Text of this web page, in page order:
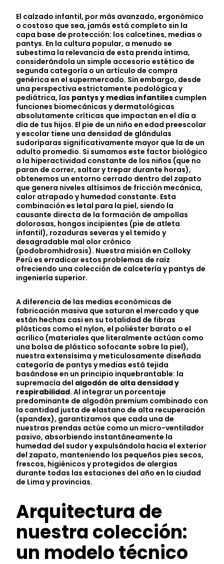
El calzado infantil, por más avanzado, ergonómico
o costoso que sea, jamás está completo sin la
capa base de protección: los calcetines, medias o
pantys. En la cultura popular, a menudo se
subestima la relevancia de esta prenda íntima,
considerándola un simple accesorio estético de
segunda categoría o un artículo de compra
genérica en el supermercado. Sin embargo, desde
una perspectiva estrictamente podológica y
pediátrica, las pantys y medias infantiles cumplen
funciones biomecánicas y dermatológicas
absolutamente críticas que impactan en el día a
día de tus hijos. El pie de un niño en edad preescolar
y escolar tiene una densidad de glándulas
sudoríparas significativamente mayor que la de un
adulto promedio. Si sumamos este factor biológico
a la hiperactividad constante de los niños (que no
paran de correr, saltar y trepar durante horas),
obtenemos un entorno cerrado dentro del zapato
que genera niveles altísimos de fricción mecánica,
calor atrapado y humedad constante. Esta
combinación es letal para la piel, siendo la
causante directa de la formación de ampollas
dolorosas, hongos incipientes (pie de atleta
infantil), rozaduras severas y el temido y
desagradable mal olor crónico
(podobromhidrosis). Nuestra misión en Colloky
Perú es erradicar estos problemas de raíz
ofreciendo una colección de calcetería y pantys de
ingeniería superior.
A diferencia de las medias económicas de
fabricación masiva que saturan el mercado y que
están hechas casi en su totalidad de fibras
plásticas como el nylon, el poliéster barato o el
acrílico (materiales que literalmente actúan como
una bolsa de plástico sofocante sobre la piel),
nuestra extensísima y meticulosamente diseñada
categoría de pantys y medias está tejida
basándose en un principio inquebrantable: la
supremacía del algodón de alta densidad y
respirabilidad. Al integrar un porcentaje
predominante de algodón premium combinado con
la cantidad justa de elastano de alta recuperación
(spandex), garantizamos que cada una de
nuestras prendas actúe como un micro-ventilador
pasivo, absorbiendo instantáneamente la
humedad del sudor y expulsándola hacia el exterior
del zapato, manteniendo los pequeños pies secos,
frescos, higiénicos y protegidos de alergias
durante todas las estaciones del año en la ciudad
de Lima y provincias.
Arquitectura de
nuestra colección:
un modelo técnico